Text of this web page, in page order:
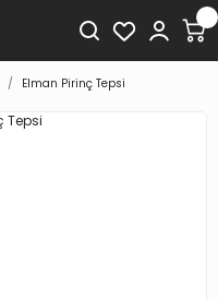
Elman Pirinç Tepsi